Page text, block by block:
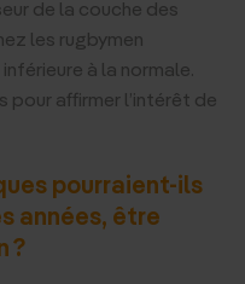
de la couche des
les rugbymen
à la normale.
pour affirmer l’intérêt de
pourraient-ils
années, être
?